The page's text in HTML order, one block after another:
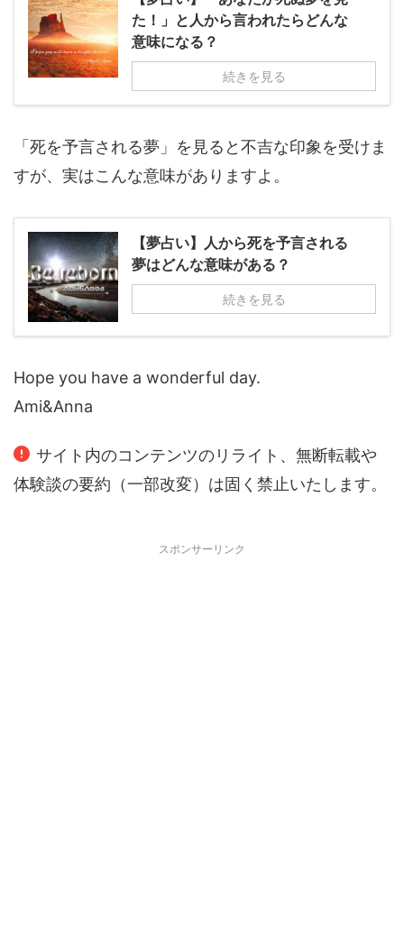
た！」と人から言われたらどんな
意味になる？
続きを見る
「死を予言される夢」を見ると不吉な印象を受けま
すが、実はこんな意味がありますよ。
【夢占い】人から死を予言される
夢はどんな意味がある？
続きを見る
Hope you have a wonderful day.
Ami&Anna
サイト内のコンテンツのリライト、無断転載や
体験談の要約（一部改変）は固く禁止いたします。
スポンサーリンク